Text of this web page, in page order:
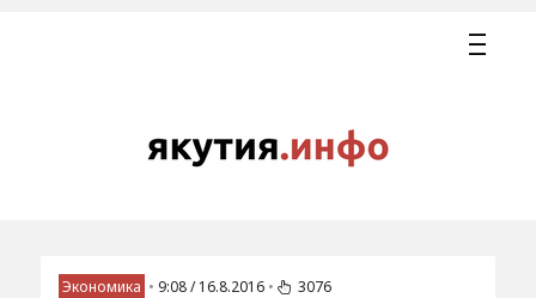
Экономика • 9:08 / 16.8.2016 • 3076